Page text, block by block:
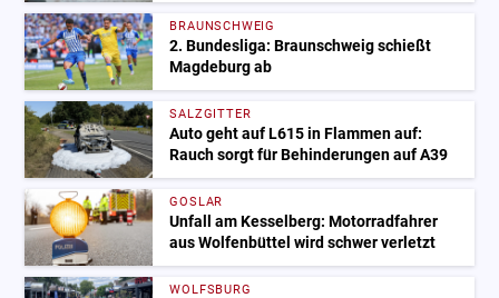
BRAUNSCHWEIG
2. Bundesliga: Braunschweig schießt
Magdeburg ab
SALZGITTER
Auto geht auf L615 in Flammen auf:
Rauch sorgt für Behinderungen auf A39
GOSLAR
Unfall am Kesselberg: Motorradfahrer
aus Wolfenbüttel wird schwer verletzt
WOLFSBURG